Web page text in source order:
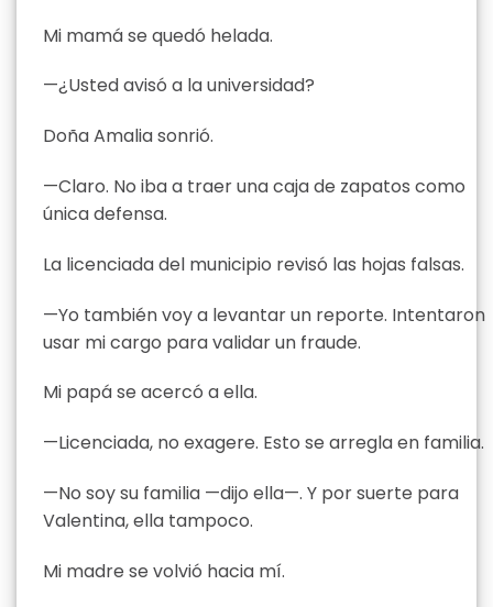
Mi mamá se quedó helada.
—¿Usted avisó a la universidad?
Doña Amalia sonrió.
—Claro. No iba a traer una caja de zapatos como
única defensa.
La licenciada del municipio revisó las hojas falsas.
—Yo también voy a levantar un reporte. Intentaron
usar mi cargo para validar un fraude.
Mi papá se acercó a ella.
—Licenciada, no exagere. Esto se arregla en familia.
—No soy su familia —dijo ella—. Y por suerte para
Valentina, ella tampoco.
Mi madre se volvió hacia mí.